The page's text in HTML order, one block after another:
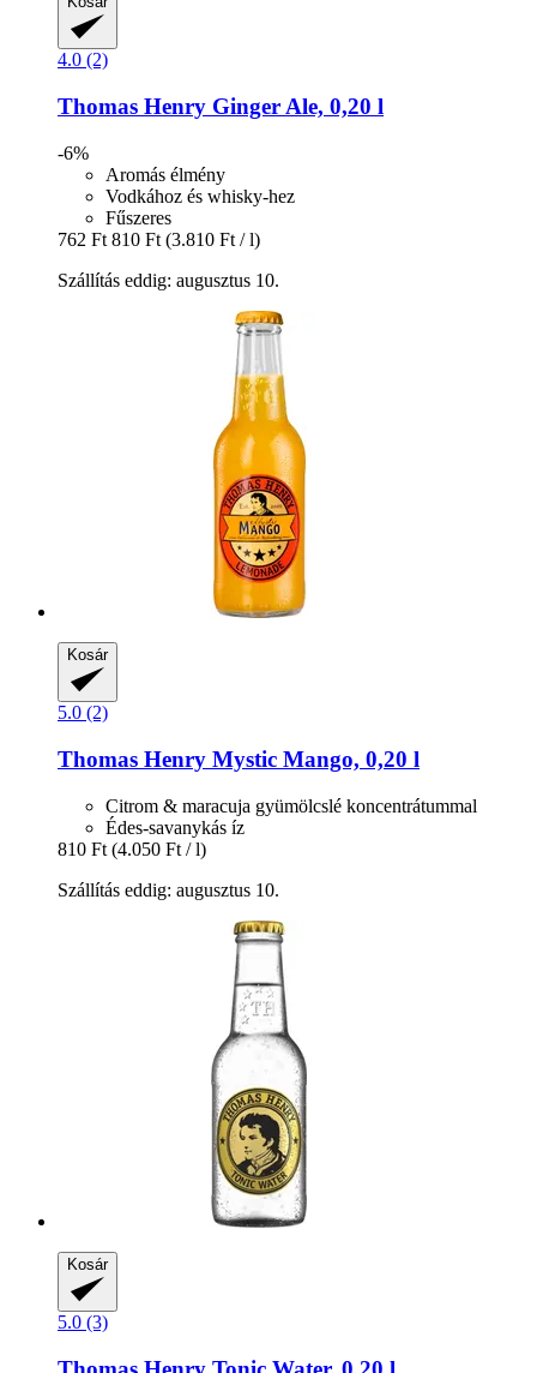
4.0 (2)
Thomas Henry Ginger Ale, 0,20 l
-6%
Aromás élmény
Vodkához és whisky-hez
Fűszeres
762 Ft 810 Ft (3.810 Ft / l)
Szállítás eddig: augusztus 10.
Kosár
5.0 (2)
Thomas Henry Mystic Mango, 0,20 l
Citrom & maracuja gyümölcslé koncentrátummal
Édes-savanykás íz
810 Ft (4.050 Ft / l)
Szállítás eddig: augusztus 10.
Kosár
5.0 (3)